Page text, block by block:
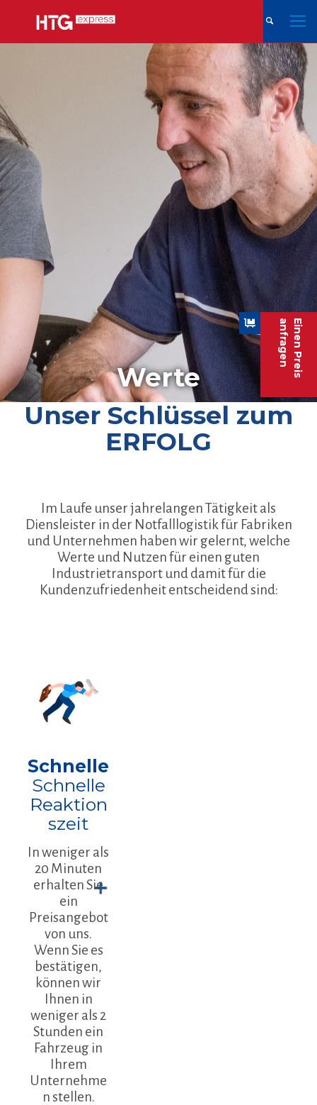
Einen Preis
anfragen
Werte
Unser Schlüssel zum
ERFOLG
Im Laufe unser jahrelangen Tätigkeit als
Diensleister in der Notfalllogistik für Fabriken
und Unternehmen haben wir gelernt, welche
Werte und Nutzen für einen guten
Industrietransport und damit für die
Kundenzufriedenheit entscheidend sind:
Schnelle
Schnelle
Reaktion
szeit
In weniger als
20 Minuten
erhalten Sie
ein
Preisangebot
von uns.
Wenn Sie es
bestätigen,
können wir
Ihnen in
weniger als 2
Stunden ein
Fahrzeug in
Ihrem
Unternehme
n stellen.